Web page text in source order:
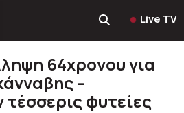
Live TV
64χρονου για
–
τέσσερις φυτείες